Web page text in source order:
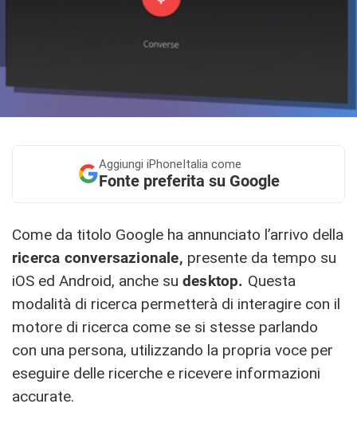
Aggiungi iPhoneItalia come
Fonte preferita su Google
Come da titolo Google ha annunciato l’arrivo della
ricerca conversazionale, presente da tempo su
iOS ed Android, anche su desktop. Questa
modalità di ricerca permetterà di interagire con il
motore di ricerca come se si stesse parlando
con una persona, utilizzando la propria voce per
eseguire delle ricerche e ricevere informazioni
accurate.